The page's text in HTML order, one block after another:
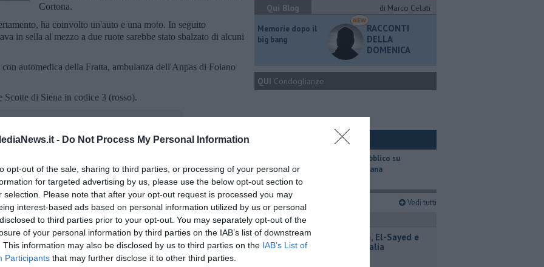
- Do Not Process My Personal Information
opt-out of the sale, sharing to third parties, or processing of your personal or
for targeted advertising by us, please use the below opt-out section to
selection. Please note that after your opt-out request is processed you may
interest-based ads based on personal information utilized by us or personal
to third parties prior to your opt-out. You may separately opt-out of the
of your personal information by third parties on the IAB’s list of downstream
This information may also be disclosed by us to third parties on the IAB’s List of
Participants that may further disclose it to other third parties.
Cortona.
ha coinvolto un'auto e una moto. In seguito
in sella al mezzo a due ruote sarebbe stato sbalzato di alcuni
automedica della Fratta, ambulanza dell'Anpas di Foiano
Scotte di Siena in codice 3 (rosso).
iscriviti alla
Newsletter QUInews - ToscanaMedia.
nella tua casella di posta.
in moto
Qui Blog
di Marco Celati
Memorie dopo il
big bang
RACCONTI
DELLA
DOMENICA
QUI Condoglianze
​Il trasporto pubblico su
gomma in Toscana
Ultimi articoli Vedi tutti
Brevemondo
Iran-Oman, El-Sayed e
Spagna-Italia